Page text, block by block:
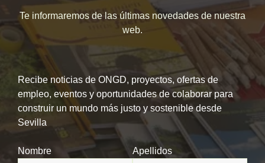
Te informaremos de las últimas novedades de nuestra
web.
Recibe noticias de ONGD, proyectos, ofertas de
empleo, eventos y oportunidades de colaborar para
construir un mundo más justo y sostenible desde
Sevilla
Nombre Apellidos